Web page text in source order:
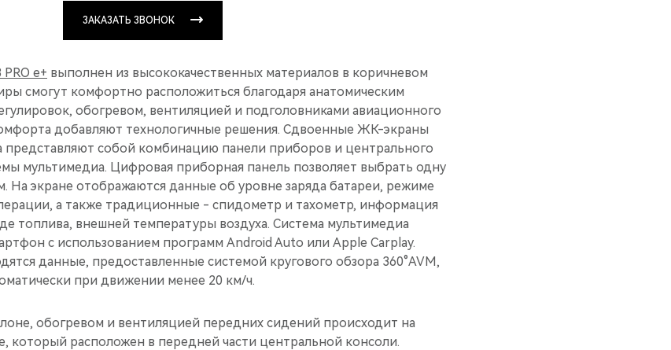
ЗАКАЗАТЬ ЗВОНОК
PRO e+ выполнен из высококачественных материалов в коричневом
смогут комфортно расположиться благодаря анатомическим
обогревом, вентиляцией и подголовниками авиационного
добавляют технологичные решения. Сдвоенные ЖК-экраны
собой комбинацию панели приборов и центрального
мультимедиа. Цифровая приборная панель позволяет выбрать одну
На экране отображаются данные об уровне заряда батареи, режиме
а также традиционные - спидометр и тахометр, информация
топлива, внешней температуры воздуха. Система мультимедиа
с использованием программ Android Auto или Apple Carplay.
данные, предоставленные системой кругового обзора 360°AVM,
при движении менее 20 км/ч.
обогревом и вентиляцией передних сидений происходит на
который расположен в передней части центральной консоли.